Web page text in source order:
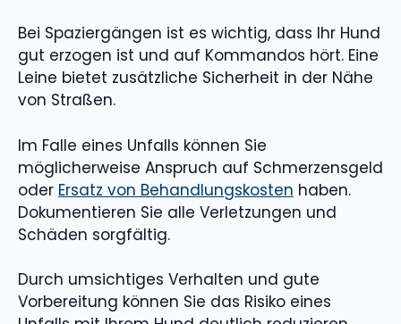
Bei Spaziergängen ist es wichtig, dass Ihr Hund
gut erzogen ist und auf Kommandos hört. Eine
Leine bietet zusätzliche Sicherheit in der Nähe
von Straßen.
Im Falle eines Unfalls können Sie
möglicherweise Anspruch auf Schmerzensgeld
oder Ersatz von Behandlungskosten haben.
Dokumentieren Sie alle Verletzungen und
Schäden sorgfältig.
Durch umsichtiges Verhalten und gute
Vorbereitung können Sie das Risiko eines